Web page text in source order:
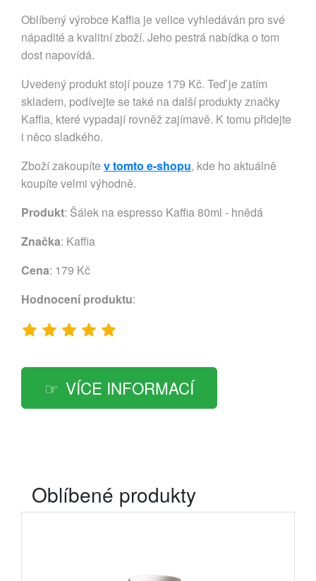
Oblíbený výrobce Kaffia je velice vyhledáván pro své
nápadité a kvalitní zboží. Jeho pestrá nabídka o tom
dost napovídá.
Uvedený produkt stojí pouze 179 Kč. Teď je zatím
skladem, podívejte se také na další produkty značky
Kaffia, které vypadají rovněž zajímavě. K tomu přidejte
i něco sladkého.
Zboží zakoupíte v tomto e-shopu, kde ho aktuálně
koupíte velmi výhodně.
Produkt: Šálek na espresso Kaffia 80ml - hnědá
Značka: Kaffia
Cena: 179 Kč
Hodnocení produktu:
VÍCE INFORMACÍ
Oblíbené produkty